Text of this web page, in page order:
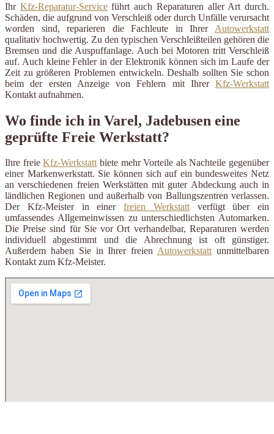
Ihr Kfz-Reparatur-Serviceführt auch Reparaturen aller Art durch.
Schäden, die aufgrund von Verschleiß oder durch Unfälle verursacht
worden sind, reparieren die Fachleute in Ihrer Autowerkstatt
qualitativ hochwertig. Zu den typischen Verschleißteilen gehören die
Bremsen und die Auspuffanlage. Auch bei Motoren tritt Verschleiß
auf. Auch kleine Fehler in der Elektronik können sich im Laufe der
Zeit zu größeren Problemen entwickeln. Deshalb sollten Sie schon
beim der ersten Anzeige von Fehlern mit Ihrer Kfz-Werkstatt
Kontakt aufnahmen.
Wo finde ich in Varel, Jadebusen eine
geprüfte Freie Werkstatt?
Ihre freieKfz-Werkstattbiete mehr Vorteile als Nachteile gegenüber
einer Markenwerkstatt. Sie können sich auf ein bundesweites Netz
an verschiedenen freien Werkstätten mit guter Abdeckung auch in
ländlichen Regionen und außerhalb von Ballungszentren verlassen.
Der Kfz-Meister in einer freien Werkstattverfügt über ein
umfassendes Allgemeinwissen zu unterschiedlichsten Automarken.
Die Preise sind für Sie vor Ort verhandelbar, Reparaturen werden
individuell abgestimmt und die Abrechnung ist oft günstiger.
Außerdem haben Sie in Ihrer freienAutowerkstattunmittelbaren
Kontakt zum Kfz-Meister.